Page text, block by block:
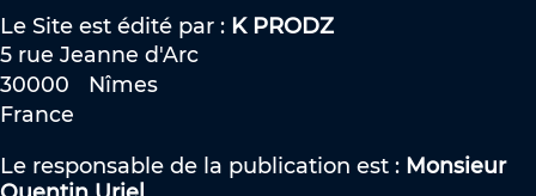
Le Site est édité par : K PRODZ
5 rue Jeanne d'Arc
30000
Nîmes
France
Le responsable de la publication est : Monsieur